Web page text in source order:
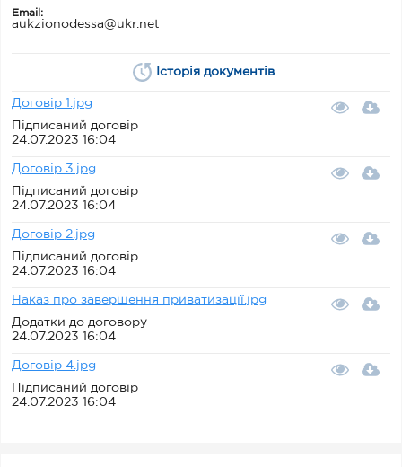
Email:
aukzionodessa@ukr.net
Історія документів
Договір 1.jpg
Підписаний договір
24.07.2023 16:04
Договір 3.jpg
Підписаний договір
24.07.2023 16:04
Договір 2.jpg
Підписаний договір
24.07.2023 16:04
Наказ про завершення приватизації.jpg
Додатки до договору
24.07.2023 16:04
Договір 4.jpg
Підписаний договір
24.07.2023 16:04